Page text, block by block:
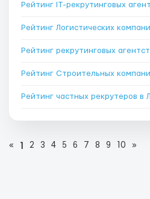
Рейтинг IT-рекрутинговых
Рейтинг Логистических
Рейтинг рекрутинговых
Рейтинг Строительных
Рейтинг частных рекрутеров в
« 2 3 4 5 6 7 8 9 10 »